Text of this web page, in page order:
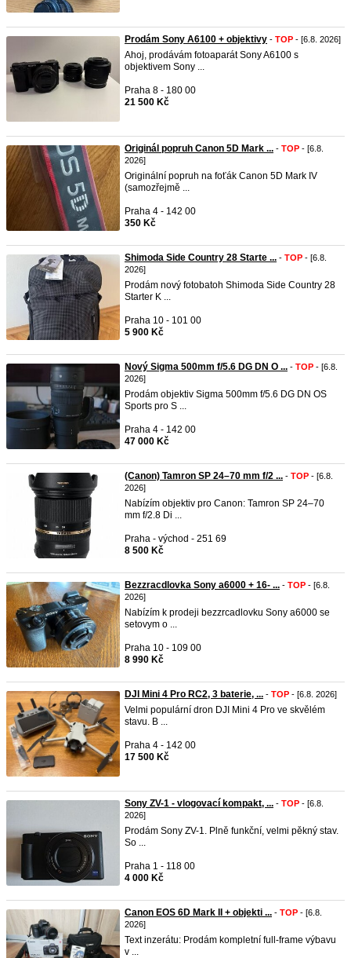
Prodám Sony A6100 + objektivy - TOP - [6.8. 2026]
Ahoj, prodávám fotoaparát Sony A6100 s
objektivem Sony ...
Praha 8 - 180 00
21 500 Kč
Originál popruh Canon 5D Mark ... - TOP - [6.8.
2026]
Originální popruh na foťák Canon 5D Mark IV
(samozřejmě ...
Praha 4 - 142 00
350 Kč
Shimoda Side Country 28 Starte ... - TOP - [6.8.
2026]
Prodám nový fotobatoh Shimoda Side Country 28
Starter K ...
Praha 10 - 101 00
5 900 Kč
Nový Sigma 500mm f/5.6 DG DN O ... - TOP - [6.8.
2026]
Prodám objektiv Sigma 500mm f/5.6 DG DN OS
Sports pro S ...
Praha 4 - 142 00
47 000 Kč
(Canon) Tamron SP 24–70 mm f/2 ... - TOP - [6.8.
2026]
Nabízím objektiv pro Canon: Tamron SP 24–70
mm f/2.8 Di ...
Praha - východ - 251 69
8 500 Kč
Bezzracdlovka Sony a6000 + 16- ... - TOP - [6.8.
2026]
Nabízím k prodeji bezzrcadlovku Sony a6000 se
setovym o ...
Praha 10 - 109 00
8 990 Kč
DJI Mini 4 Pro RC2, 3 baterie, ... - TOP - [6.8. 2026]
Velmi populární dron DJI Mini 4 Pro ve skvělém
stavu. B ...
Praha 4 - 142 00
17 500 Kč
Sony ZV-1 - vlogovací kompakt, ... - TOP - [6.8.
2026]
Prodám Sony ZV-1. Plně funkční, velmi pěkný stav.
So ...
Praha 1 - 118 00
4 000 Kč
Canon EOS 6D Mark II + objekti ... - TOP - [6.8.
2026]
Text inzerátu: Prodám kompletní full-frame výbavu
v ...